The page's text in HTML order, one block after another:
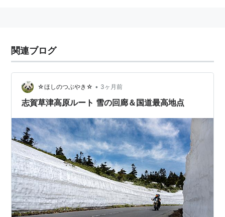
関連ブログ
☆ほしのつぶやき☆ • 3ヶ月前
志賀草津高原ルート 雪の回廊＆国道最高地点